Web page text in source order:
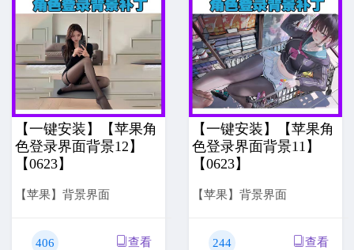
【一键安装】【苹果角
色登录界面背景12】
【0623】
【苹果】背景界面
406 查看
【一键安装】【苹果角
色登录界面背景11】
【0623】
【苹果】背景界面
244 查看